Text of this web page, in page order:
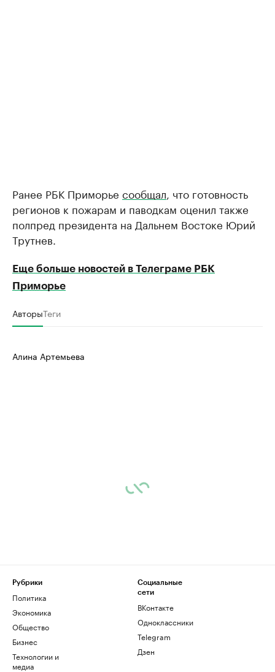
Ранее РБК Приморье сообщал , что готовность
регионов к пожарам и паводкам оценил также
полпред президента на Дальнем Востоке Юрий
Трутнев.
Еще больше новостей в Телеграме РБК
Приморье
АвторыТеги
Алина Артемьева
Рубрики
Политика
Экономика
Общество
Бизнес
Технологии и
медиа
Социальные
сети
ВКонтакте
Одноклассники
Telegram
Дзен